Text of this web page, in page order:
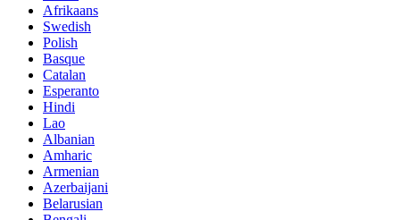
Afrikaans
Swedish
Polish
Basque
Catalan
Esperanto
Hindi
Lao
Albanian
Amharic
Armenian
Azerbaijani
Belarusian